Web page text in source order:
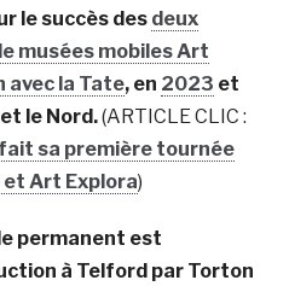
le succès des deux
musées mobiles Art
avec la Tate, en 2023 et
le Nord.(ARTICLE CLIC :
sa première tournée
Art Explora)
permanent est
à Telford par Torton